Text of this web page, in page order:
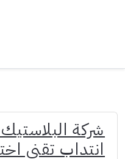
شركة
انتداب تقني